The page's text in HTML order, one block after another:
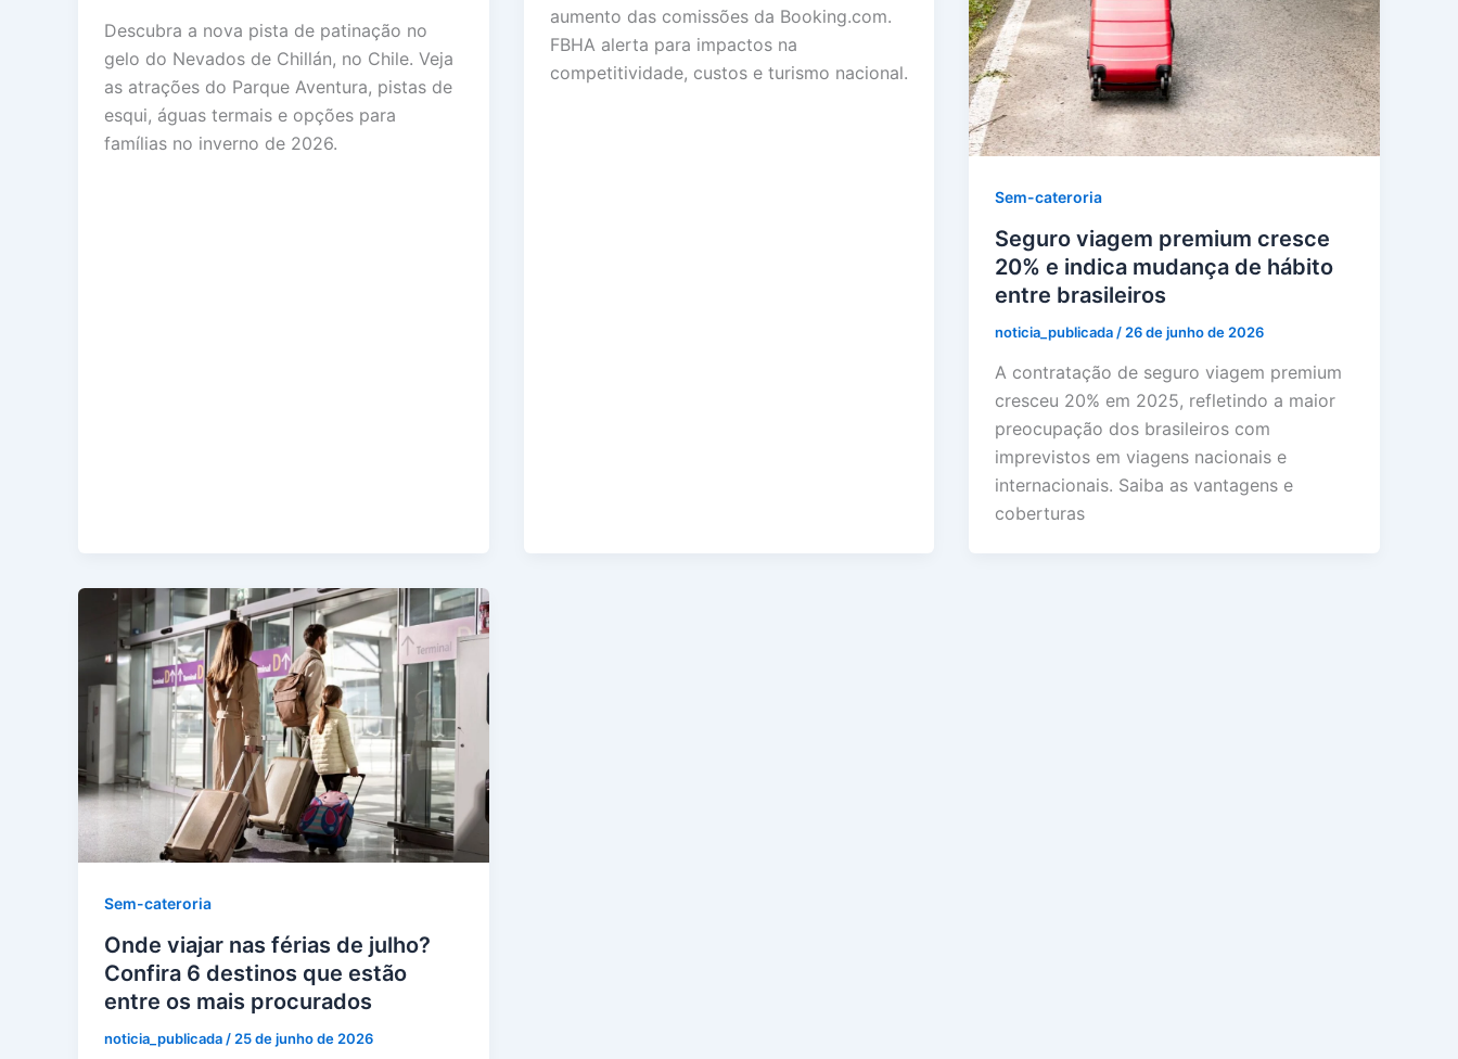
Descubra a nova pista de patinação no
gelo do Nevados de Chillán, no Chile. Veja
as atrações do Parque Aventura, pistas de
esqui, águas termais e opções para
famílias no inverno de 2026.
aumento das comissões da Booking.com.
FBHA alerta para impactos na
competitividade, custos e turismo nacional.
Sem-cateroria
Seguro viagem premium cresce
20% e indica mudança de hábito
entre brasileiros
noticia_publicada / 26 de junho de 2026
A contratação de seguro viagem premium
cresceu 20% em 2025, refletindo a maior
preocupação dos brasileiros com
imprevistos em viagens nacionais e
internacionais. Saiba as vantagens e
coberturas
Sem-cateroria
Onde viajar nas férias de julho?
Confira 6 destinos que estão
entre os mais procurados
noticia_publicada / 25 de junho de 2026